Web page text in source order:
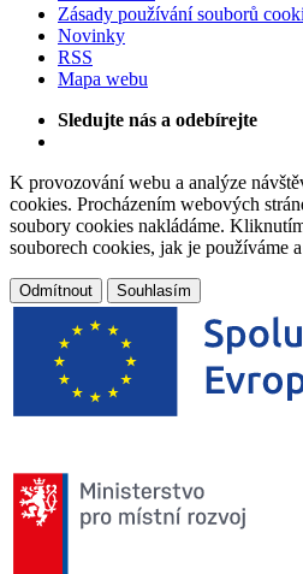
Zásady používání souborů
Novinky
RSS
Mapa webu
Sledujte nás a odebírejte
K provozování webu a analýze
cookies. Procházením webových
soubory cookies nakládáme.
souborech cookies, jak je používáme
Odmítnout Souhlasím